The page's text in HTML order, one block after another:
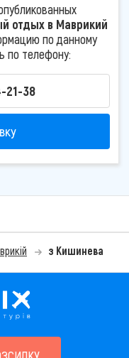
отдых в Маврикий
по данному
по телефону:
21-38
з Кишинева